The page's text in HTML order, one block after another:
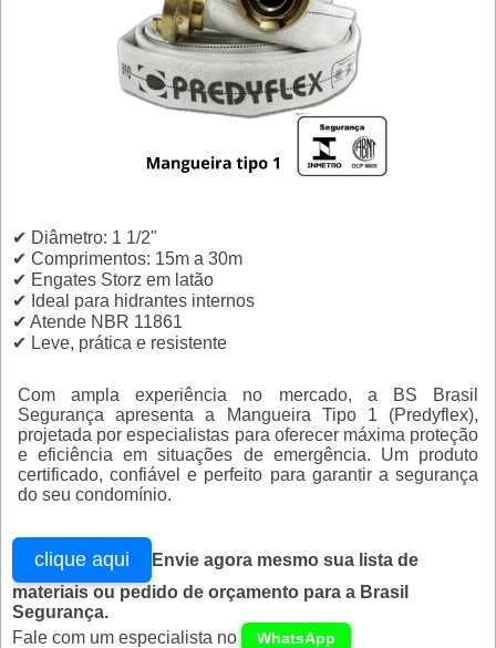
✔ Diâmetro: 1 1/2"
✔ Comprimentos: 15m a 30m
✔ Engates Storz em latão
✔ Ideal para hidrantes internos
✔ Atende NBR 11861
✔ Leve, prática e resistente
Com ampla experiência no mercado, a BS Brasil
Segurança apresenta a Mangueira Tipo 1 (Predyflex),
projetada por especialistas para oferecer máxima proteção
e eficiência em situações de emergência. Um produto
certificado, confiável e perfeito para garantir a segurança
do seu condomínio.
clique aqui
Envie agora mesmo sua lista de
materiais ou pedido de orçamento para a Brasil
Segurança.
Fale com um especialista no
WhatsApp